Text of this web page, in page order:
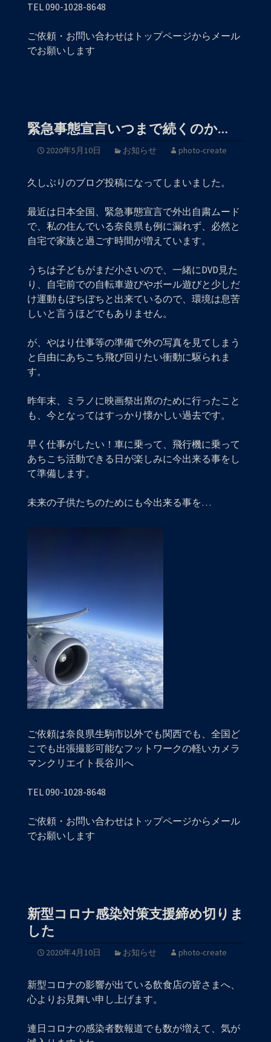
TEL 090-1028-8648
ご依頼・お問い合わせはトップページからメール
でお願いします
緊急事態宣言いつまで続くのか…
2020年5月10日 お知らせ photo-create
久しぶりのブログ投稿になってしまいました。
最近は日本全国、緊急事態宣言で外出自粛ムード
で、私の住んでいる奈良県も例に漏れず、必然と
自宅で家族と過ごす時間が増えています。
うちは子どもがまだ小さいので、一緒にDVD見た
り、自宅前での自転車遊びやボール遊びと少しだ
け運動もぼちぼちと出来ているので、環境は息苦
しいと言うほどでもありません。
が、やはり仕事等の準備で外の写真を見てしまう
と自由にあちこち飛び回りたい衝動に駆られま
す。
昨年末、ミラノに映画祭出席のために行ったこと
も、今となってはすっかり懐かしい過去です。
早く仕事がしたい！車に乗って、飛行機に乗って
あちこち活動できる日が楽しみに今出来る事をし
て準備します。
未来の子供たちのためにも今出来る事を…
ご依頼は奈良県生駒市以外でも関西でも、全国ど
こでも出張撮影可能なフットワークの軽いカメラ
マンクリエイト長谷川へ
TEL 090-1028-8648
ご依頼・お問い合わせはトップページからメール
でお願いします
新型コロナ感染対策支援締め切りま
した
2020年4月10日 お知らせ photo-create
新型コロナの影響が出ている飲食店の皆さまへ、
心よりお見舞い申し上げます。
連日コロナの感染者数報道でも数が増えて、気が